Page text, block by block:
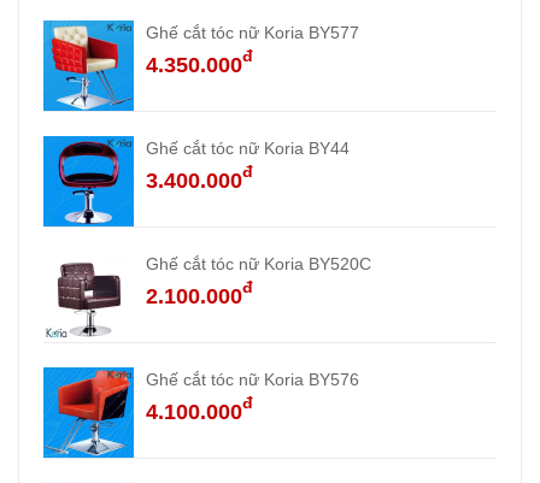
Ghế cắt tóc nữ Koria BY577
4.350.000đ
Ghế cắt tóc nữ Koria BY44
3.400.000đ
Ghế cắt tóc nữ Koria BY520C
2.100.000đ
Ghế cắt tóc nữ Koria BY576
4.100.000đ